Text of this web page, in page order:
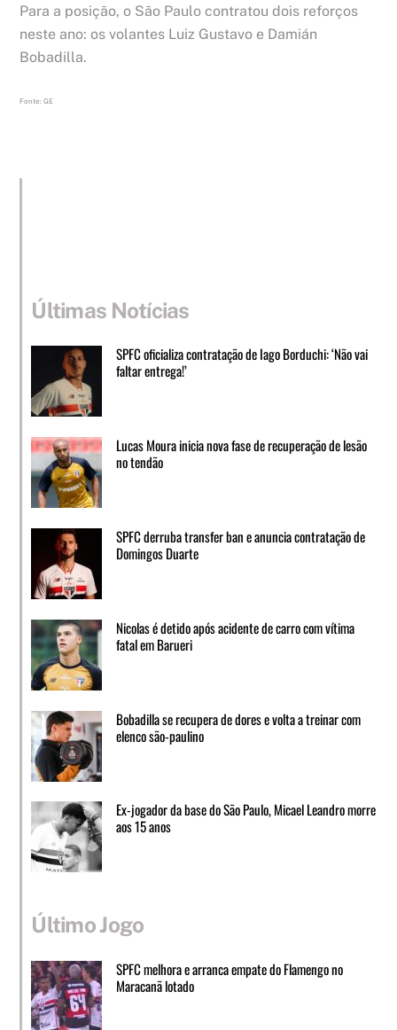
Para a posição, o São Paulo contratou dois reforços
neste ano: os volantes Luiz Gustavo e Damián
Bobadilla.
Fonte: GE
Últimas Notícias
SPFC oficializa contratação de Iago Borduchi: ‘Não vai
faltar entrega!’
Lucas Moura inicia nova fase de recuperação de lesão
no tendão
SPFC derruba transfer ban e anuncia contratação de
Domingos Duarte
Nicolas é detido após acidente de carro com vítima
fatal em Barueri
Bobadilla se recupera de dores e volta a treinar com
elenco são-paulino
Ex-jogador da base do São Paulo, Micael Leandro morre
aos 15 anos
Último Jogo
SPFC melhora e arranca empate do Flamengo no
Maracanã lotado